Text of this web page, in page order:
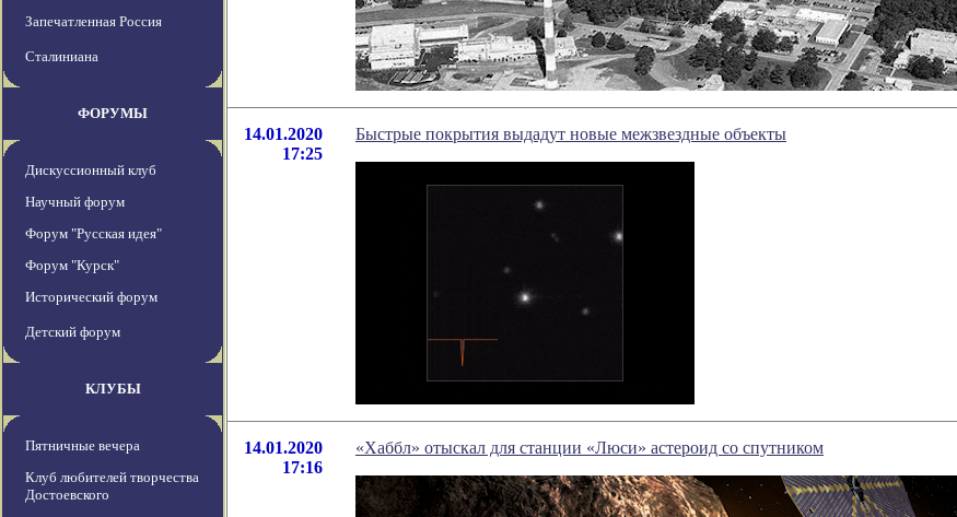
Запечатленная Россия
Сталиниана
ФОРУМЫ
Дискуссионный клуб
Научный форум
Форум "Русская идея"
Форум "Курск"
Исторический форум
Детский форум
КЛУБЫ
Пятничные вечера
Клуб любителей творчества
Достоевского
14.01.2020
17:25
Быстрые покрытия выдадут новые межзвездные объекты
14.01.2020
17:16
«Хаббл» отыскал для станции «Люси» астероид со спутником